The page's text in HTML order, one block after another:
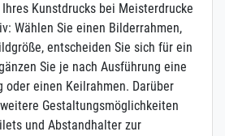
Kunstdrucks bei Meisterdrucke
Wählen Sie einen Bilderrahmen,
entscheiden Sie sich für ein
Sie je nach Ausführung eine
oder einen Keilrahmen. Darüber
Gestaltungsmöglichkeiten
und Abstandhalter zur